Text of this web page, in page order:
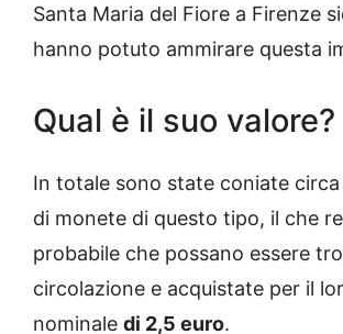
Santa Maria del Fiore a Firenze
hanno potuto ammirare questa
Qual è il suo valore?
In totale sono state coniate
di monete di questo tipo, il che
probabile che possano essere
circolazione e acquistate per il
nominale di 2,5 euro.